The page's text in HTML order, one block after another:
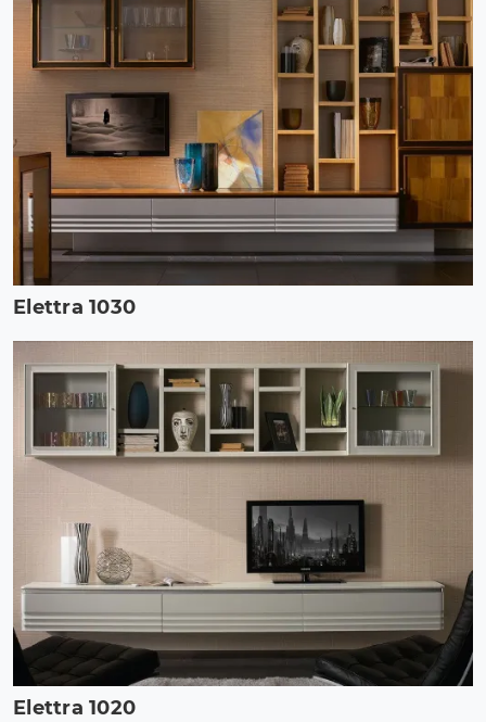
Elettra 1030
Elettra 1020